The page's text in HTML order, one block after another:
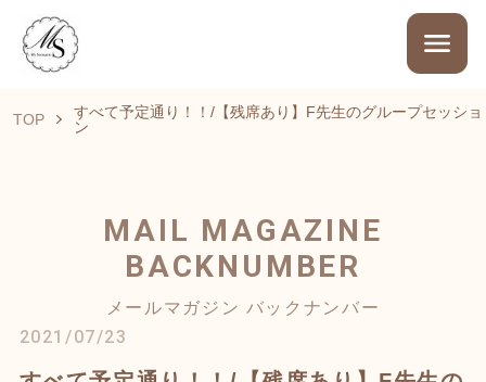
TOP
すべて予定通り！！/【残席あり】F先生のグループセッショ
ン
MAIL MAGAZINE
BACKNUMBER
メールマガジン バックナンバー
2021/07/23